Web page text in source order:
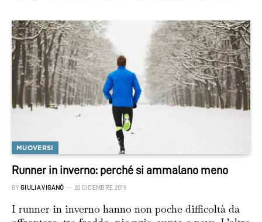
MUOVERSI
Runner in inverno: perché si ammalano meno
BY GIULIA VIGANÒ 20 DICEMBRE 2019
I runner in inverno hanno non poche difficoltà da